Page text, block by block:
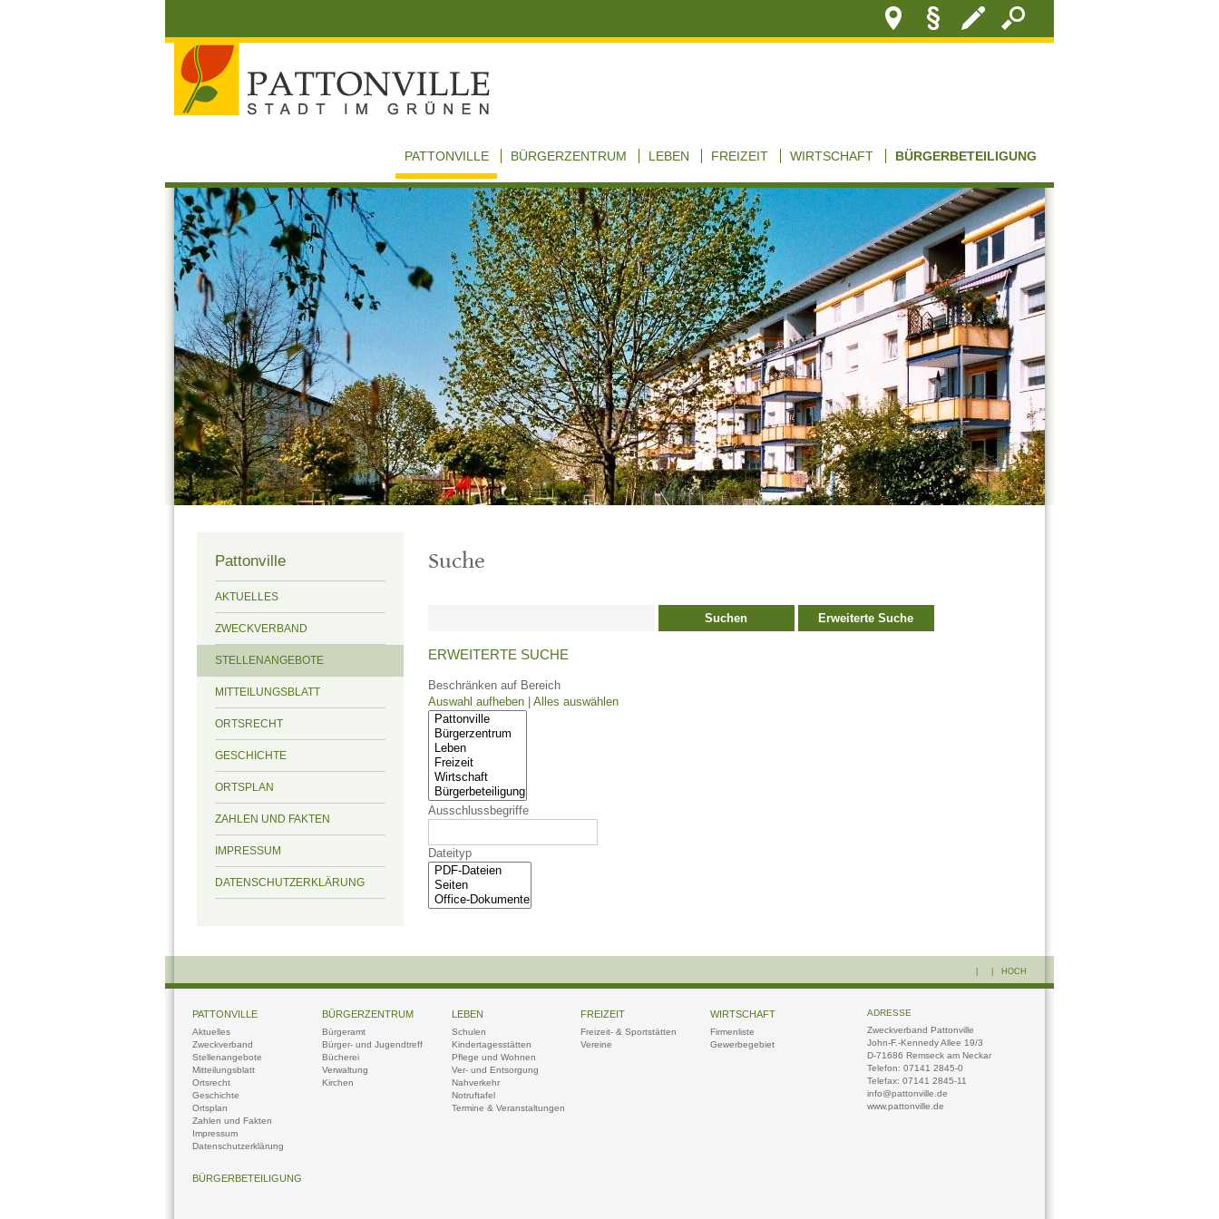
PATTONVILLE BÜRGERZENTRUM LEBEN FREIZEIT WIRTSCHAFT BÜRGERBETEILIGUNG
Pattonville
AKTUELLES
ZWECKVERBAND
STELLENANGEBOTE
MITTEILUNGSBLATT
ORTSRECHT
GESCHICHTE
ORTSPLAN
ZAHLEN UND FAKTEN
IMPRESSUM
DATENSCHUTZERKLÄRUNG
Suche
Suchen Erweiterte Suche
ERWEITERTE SUCHE
Beschränken auf Bereich
Auswahl aufheben
Alles auswählen
Ausschlussbegriffe
Dateityp
HOCH
PATTONVILLE
Aktuelles
Zweckverband
Stellenangebote
Mitteilungsblatt
Ortsrecht
Geschichte
Ortsplan
Zahlen und Fakten
Impressum
Datenschutzerklärung
BÜRGERZENTRUM
Bürgeramt
Bürger- und Jugendtreff
Bücherei
Verwaltung
Kirchen
LEBEN
Schulen
Kindertagesstätten
Pflege und Wohnen
Ver- und Entsorgung
Nahverkehr
Notruftafel
Termine & Veranstaltungen
FREIZEIT
Freizeit- & Sportstätten
Vereine
WIRTSCHAFT
Firmenliste
Gewerbegebiet
BÜRGERBETEILIGUNG
ADRESSE
Zweckverband Pattonville
John-F.-Kennedy Allee 19/3
D-71686 Remseck am Neckar
Telefon: 07141 2845-0
Telefax: 07141 2845-11
info@pattonville.de
www.pattonville.de